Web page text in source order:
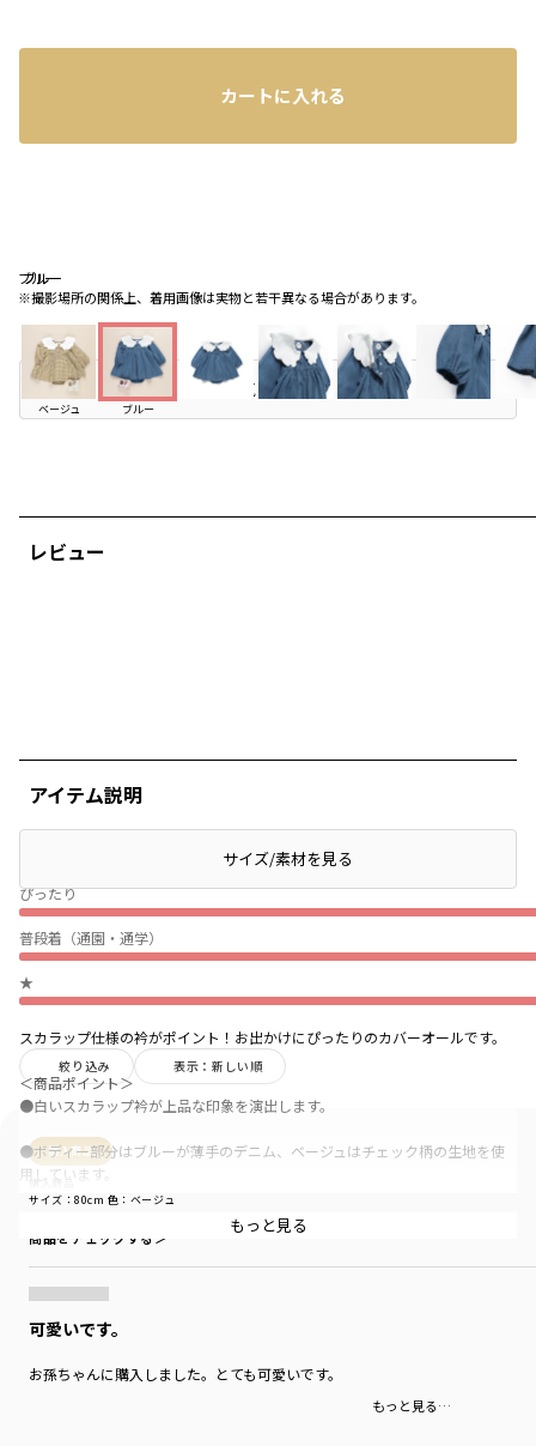
ブルー
※撮影場所の関係上、着用画像は実物と若干異なる場合があります。
ブルー
ブルー
ベージュ ブルー
レビュー
ぴったり
普段着（通園・通学）
★
絞り込み 表示：新しい順
購入商品
サイズ：80cm 色：ベージュ
商品をチェックする＞
可愛いです。
お孫ちゃんに購入しました。とても可愛いです。
もっと見る…
カートに入れる
店頭在庫を確認するお気に入り追加
アイテム説明
サイズ/素材を見る
スカラップ仕様の衿がポイント！お出かけにぴったりのカバーオールです。
＜商品ポイント＞
●白いスカラップ衿が上品な印象を演出します。
●ボディー部分はブルーが薄手のデニム、ベージュはチェック柄の生地を使
用しています。
●股部分はスナップボタンになっておりおむつ替えも簡単です。
●ご自宅用にはもちろん、ギフトにもおすすめです。
-----
伸縮性：なし
もっと見る